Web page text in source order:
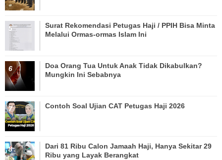
Surat Rekomendasi Petugas Haji / PPIH Bisa Minta
Melalui Ormas-ormas Islam Ini
Doa Orang Tua Untuk Anak Tidak Dikabulkan?
Mungkin Ini Sebabnya
Contoh Soal Ujian CAT Petugas Haji 2026
Dari 81 Ribu Calon Jamaah Haji, Hanya Sekitar 29
Ribu yang Layak Berangkat